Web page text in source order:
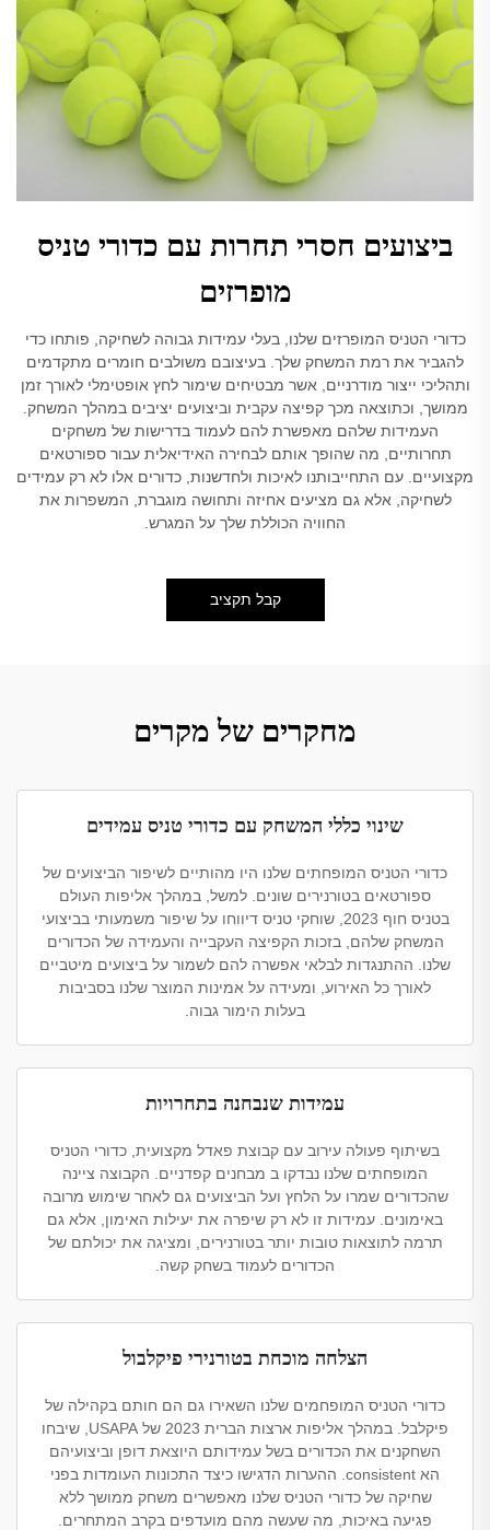
ביצועים חסרי תחרות עם כדורי טניס
מופרזים
כדורי הטניס המופרזים שלנו, בעלי עמידות גבוהה לשחיקה, פותחו כדי
להגביר את רמת המשחק שלך. בעיצובם משולבים חומרים מתקדמים
ותהליכי ייצור מודרניים, אשר מבטיחים שימור לחץ אופטימלי לאורך זמן
ממושך, וכתוצאה מכך קפיצה עקבית וביצועים יציבים במהלך המשחק.
העמידות שלהם מאפשרת להם לעמוד בדרישות של משחקים
תחרותיים, מה שהופך אותם לבחירה האידיאלית עבור ספורטאים
מקצועיים. עם התחייבותנו לאיכות ולחדשנות, כדורים אלו לא רק עמידים
לשחיקה, אלא גם מציעים אחיזה ותחושה מוגברת, המשפרות את
החוויה הכוללת שלך על המגרש.
קבל תקציב
מחקרים של מקרים
שינוי כללי המשחק עם כדורי טניס עמידים
כדורי הטניס המופחתים שלנו היו מהותיים לשיפור הביצועים של
ספורטאים בטורנירים שונים. למשל, במהלך אליפות העולם
בטניס חוף 2023, שוחקי טניס דיווחו על שיפור משמעותי בביצועי
המשחק שלהם, בזכות הקפיצה העקבייה והעמידה של הכדורים
שלנו. ההתנגדות לבלאי אפשרה להם לשמור על ביצועים מיטביים
לאורך כל האירוע, ומעידה על אמינות המוצר שלנו בסביבות
בעלות הימור גבוה.
עמידות שנבחנה בתחרויות
בשיתוף פעולה עירוב עם קבוצת פאדל מקצועית, כדורי הטניס
המופחתים שלנו נבדקו ב מבחנים קפדניים. הקבוצה ציינה
שהכדורים שמרו על הלחץ ועל הביצועים גם לאחר שימוש מרובה
באימונים. עמידות זו לא רק שיפרה את יעילות האימון, אלא גם
תרמה לתוצאות טובות יותר בטורנירים, ומציגה את יכולתם של
הכדורים לעמוד בשחק קשה.
הצלחה מוכחת בטורנירי פיקלבול
כדורי הטניס המופחמים שלנו השאירו גם הם חותם בקהילה של
פיקלבל. במהלך אליפות ארצות הברית 2023 של USAPA, שיבחו
השחקנים את הכדורים בשל עמידותם היוצאת דופן וביצועיהם
הא consistent. ההערות הדגישו כיצד התכונות העומדות בפני
שחיקה של כדורי הטניס שלנו מאפשרים משחק ממושך ללא
פגיעה באיכות, מה שעשה מהם מועדפים בקרב המתחרים.